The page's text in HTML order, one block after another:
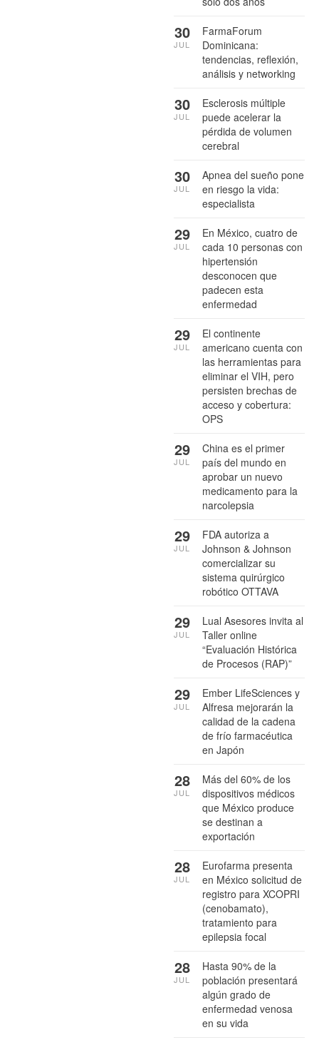
FarmaForum
Dominicana:
tendencias, reflexión,
análisis y networking
30
JUL
Esclerosis múltiple
puede acelerar la
pérdida de volumen
cerebral
30
JUL
Apnea del sueño pone
en riesgo la vida:
especialista
30
JUL
En México, cuatro de
cada 10 personas con
hipertensión
desconocen que
padecen esta
enfermedad
29
JUL
El continente
americano cuenta con
las herramientas para
eliminar el VIH, pero
persisten brechas de
acceso y cobertura:
OPS
29
JUL
China es el primer
país del mundo en
aprobar un nuevo
medicamento para la
narcolepsia
29
JUL
FDA autoriza a
Johnson & Johnson
comercializar su
sistema quirúrgico
robótico OTTAVA
29
JUL
Lual Asesores invita al
Taller online
“Evaluación Histórica
de Procesos (RAP)”
29
JUL
Ember LifeSciences y
Alfresa mejorarán la
calidad de la cadena
de frío farmacéutica
en Japón
29
JUL
Más del 60% de los
dispositivos médicos
que México produce
se destinan a
exportación
28
JUL
Eurofarma presenta
en México solicitud de
registro para XCOPRI
(cenobamato),
tratamiento para
epilepsia focal
28
JUL
Hasta 90% de la
población presentará
algún grado de
enfermedad venosa
en su vida
28
JUL